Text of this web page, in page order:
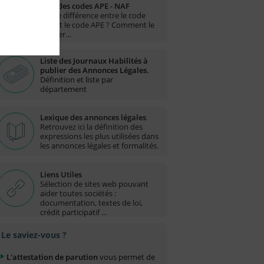
Liste des codes APE - NAF
Quelle différence entre le code
NAF et le code APE ? Comment le
trouver…
Liste des Journaux Habilités à
publier des Annonces Légales.
Définition et liste par
département
Lexique des annonces légales
Retrouvez ici la définition des
expressions les plus utilisées dans
les annonces légales et formalités.
Liens Utiles
Sélection de sites web pouvant
aider toutes sociétés :
documentation, textes de loi,
crédit participatif ...
Le saviez-vous ?
L'attestation de parution vous permet de